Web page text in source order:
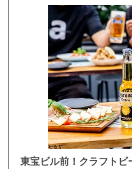
東宝ビル前！クラフト